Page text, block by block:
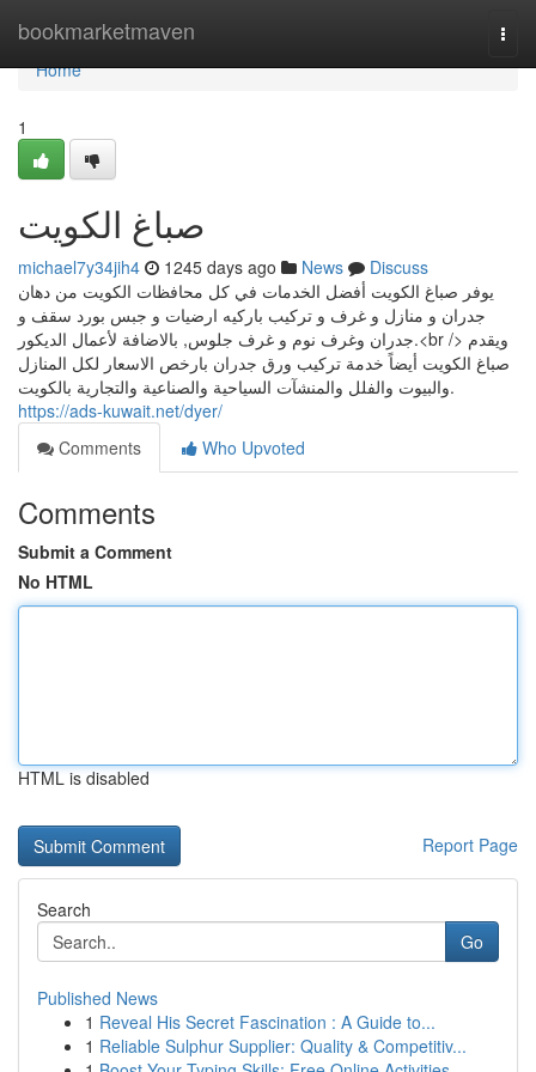
bookmarketmaven
Home
Home
1
صباغ الكويت
michael7y34jih4 1245 days ago News
Discuss
يوفر صباغ الكويت أفضل الخدمات في كل محافظات الكويت من دهان
جدران و منازل و غرف و تركيب باركيه ارضيات و جبس بورد سقف و
جدران وغرف نوم و غرف جلوس, بالاضافة لأعمال الديكور.<br /> ويقدم
صباغ الكويت أيضاً خدمة تركيب ورق جدران بارخص الاسعار لكل المنازل
والبيوت والفلل والمنشآت السياحية والصناعية والتجارية بالكويت.
https://ads-kuwait.net/dyer/
Comments
Who Upvoted
Comments
Submit a Comment
No HTML
HTML is disabled
Report Page
Search
Go
Published News
1 Reveal His Secret Fascination : A Guide to...
1 Reliable Sulphur Supplier: Quality & Competitiv...